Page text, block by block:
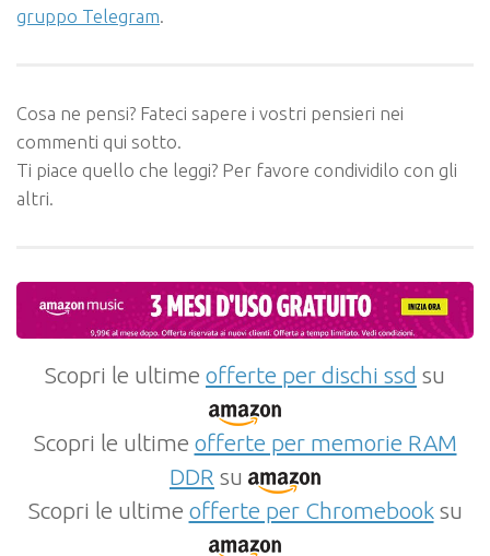
gruppo Telegram.
Cosa ne pensi? Fateci sapere i vostri pensieri nei
commenti qui sotto.
Ti piace quello che leggi? Per favore condividilo con gli
altri.
Scopri le ultime offerte per dischi ssd su
Scopri le ultime offerte per memorie RAM
DDR su
Scopri le ultime offerte per Chromebooksu